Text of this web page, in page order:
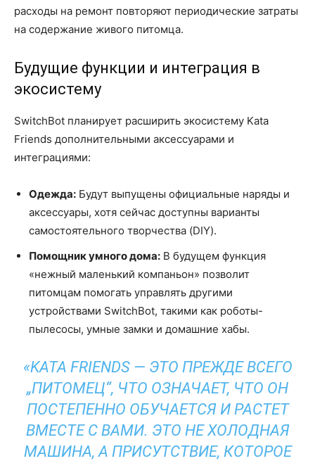
расходы на ремонт повторяют периодические затраты
на содержание живого питомца.
Будущие функции и интеграция в
экосистему
SwitchBot планирует расширить экосистему Kata
Friends дополнительными аксессуарами и
интеграциями:
Одежда: Будут выпущены официальные наряды и
аксессуары, хотя сейчас доступны варианты
самостоятельного творчества (DIY).
Помощник умного дома: В будущем функция
«нежный маленький компаньон» позволит
питомцам помогать управлять другими
устройствами SwitchBot, такими как роботы-
пылесосы, умные замки и домашние хабы.
«KATA FRIENDS — ЭТО ПРЕЖДЕ ВСЕГО
„ПИТОМЕЦ“, ЧТО ОЗНАЧАЕТ, ЧТО ОН
ПОСТЕПЕННО ОБУЧАЕТСЯ И РАСТЕТ
ВМЕСТЕ С ВАМИ. ЭТО НЕ ХОЛОДНАЯ
МАШИНА, А ПРИСУТСТВИЕ, КОТОРОЕ